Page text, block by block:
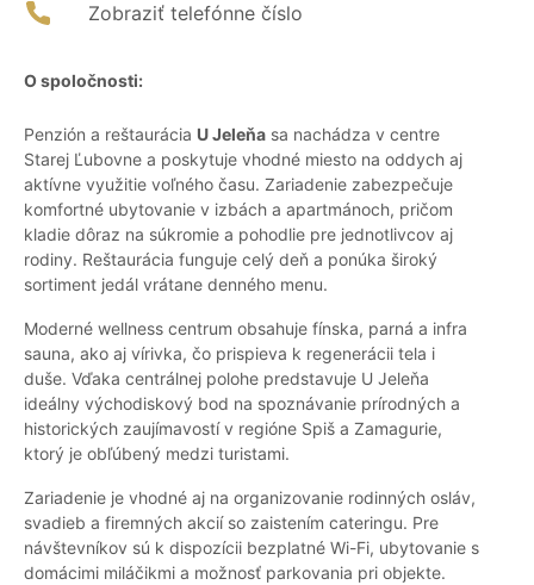
Zobraziť telefónne číslo
O spoločnosti:
Penzión a reštaurácia U Jeleňa sa nachádza v centre
Starej Ľubovne a poskytuje vhodné miesto na oddych aj
aktívne využitie voľného času. Zariadenie zabezpečuje
komfortné ubytovanie v izbách a apartmánoch, pričom
kladie dôraz na súkromie a pohodlie pre jednotlivcov aj
rodiny. Reštaurácia funguje celý deň a ponúka široký
sortiment jedál vrátane denného menu.
Moderné wellness centrum obsahuje fínska, parná a infra
sauna, ako aj vírivka, čo prispieva k regenerácii tela i
duše. Vďaka centrálnej polohe predstavuje U Jeleňa
ideálny východiskový bod na spoznávanie prírodných a
historických zaujímavostí v regióne Spiš a Zamagurie,
ktorý je obľúbený medzi turistami.
Zariadenie je vhodné aj na organizovanie rodinných osláv,
svadieb a firemných akcií so zaistením cateringu. Pre
návštevníkov sú k dispozícii bezplatné Wi-Fi, ubytovanie s
domácimi miláčikmi a možnosť parkovania pri objekte.